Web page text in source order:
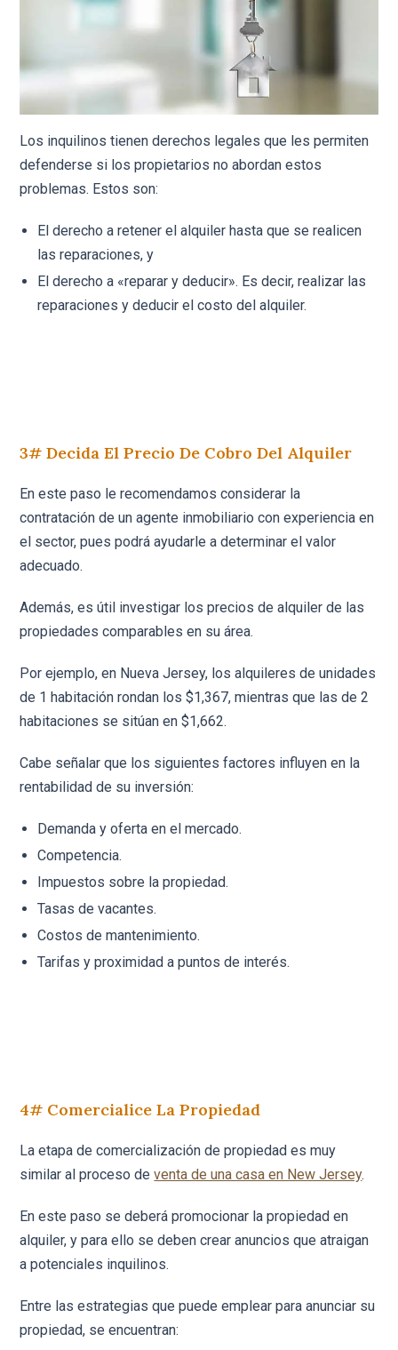
Los inquilinos tienen derechos legales que les permiten
defenderse si los propietarios no abordan estos
problemas. Estos son:
El derecho a retener el alquiler hasta que se realicen
las reparaciones, y
El derecho a «reparar y deducir». Es decir, realizar las
reparaciones y deducir el costo del alquiler.
3# Decida El Precio De Cobro Del Alquiler
En este paso le recomendamos considerar la
contratación de un agente inmobiliario con experiencia en
el sector, pues podrá ayudarle a determinar el valor
adecuado.
Además, es útil investigar los precios de alquiler de las
propiedades comparables en su área.
Por ejemplo, en Nueva Jersey, los alquileres de unidades
de 1 habitación rondan los $1,367, mientras que las de 2
habitaciones se sitúan en $1,662.
Cabe señalar que los siguientes factores influyen en la
rentabilidad de su inversión:
Demanda y oferta en el mercado.
Competencia.
Impuestos sobre la propiedad.
Tasas de vacantes.
Costos de mantenimiento.
Tarifas y proximidad a puntos de interés.
4# Comercialice La Propiedad
La etapa de comercialización de propiedad es muy
similar al proceso deventa de una casa en New Jersey.
En este paso se deberá promocionar la propiedad en
alquiler, y para ello se deben crear anuncios que atraigan
a potenciales inquilinos.
Entre las estrategias que puede emplear para anunciar su
propiedad, se encuentran: